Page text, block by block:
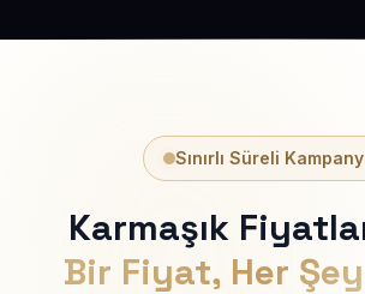
Sınırlı Süreli
Karmaşık
Bir Fiyat, Her